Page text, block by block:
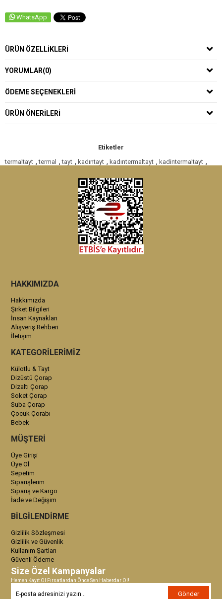
WhatsApp
ÜRÜN ÖZELLIKLERI
YORUMLAR(0)
ÖDEME SEÇENEKLERI
ÜRÜN ÖNERILERI
Etiketler
termaltayt
termal tayt kadıntayt kadıntermaltayt kadintermaltayt
HAKKIMIZDA
Hakkımızda
Şirket Bilgileri
İnsan Kaynakları
Alışveriş Rehberi
İletişim
KATEGORİLERİMİZ
Külotlu & Tayt
Dizüstü Çorap
Dizaltı Çorap
Soket Çorap
Suba Çorap
Çocuk Çorabı
Bebek
MÜŞTERİ
Üye Girişi
Üye Ol
Sepetim
Siparişlerim
Sipariş ve Kargo
İade ve Değişim
BİLGİLENDİRME
Gizlilik Sözleşmesi
Gizlilik ve Güvenlik
Kullanım Şartları
Güvenli Ödeme
Size Özel Kampanyalar
Hemen Kayıt Ol Fırsatlardan Önce Sen Haberdar Ol!
Gönder